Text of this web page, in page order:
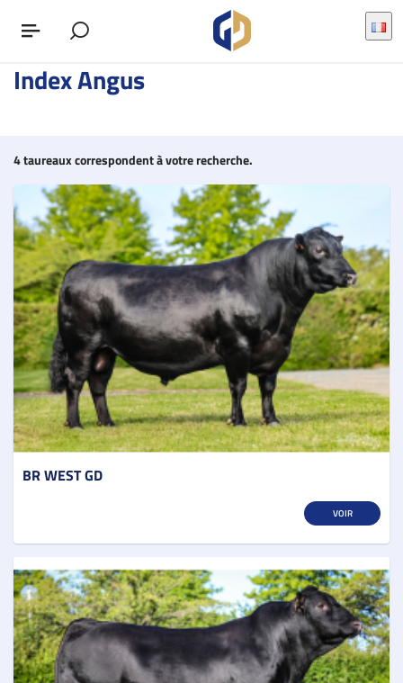
Index Angus
4 taureaux correspondent à votre recherche.
BR WEST GD
VOIR